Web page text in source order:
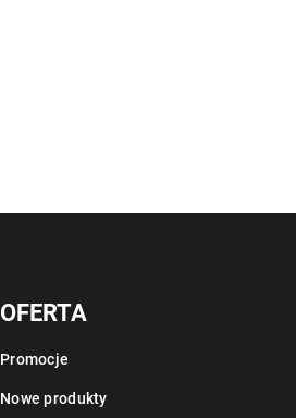
OFERTA
Promocje
Nowe produkty